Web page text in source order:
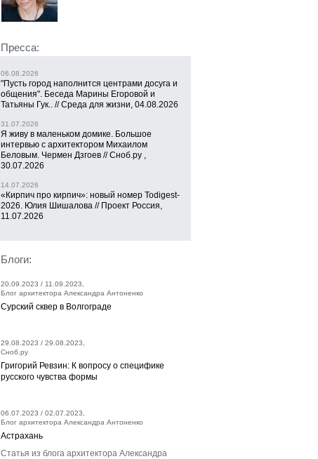
Пресса:
06.08.2026
"Пусть город наполнится центрами досуга и
общения". Беседа Марины Егоровой и
Татьяны Гук.. // Среда для жизни, 04.08.2026
31.07.2026
Я живу в маленьком домике. Большое
интервью с архитектором Михаилом
Беловым. Чермен Дзгоев // Сноб.ру ,
30.07.2026
14.07.2026
«Кирпич про кирпич»: новый номер Todigest-
2026. Юлия Шишалова // Проект Россия,
11.07.2026
Блоги:
20.09.2023 / 11.09.2023,
Блог архитектора Александра Антоненко
Сурский сквер в Волгограде
29.08.2023 / 29.08.2023,
Сноб.ру
Григорий Ревзин: К вопросу о специфике
русского чувства формы
06.07.2023 / 02.07.2023,
Блог архитектора Александра Антоненко
Астрахань
Статья из блога архитектора Александра